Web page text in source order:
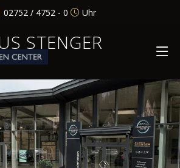
02752 / 4752 - 0 Uhr
STENGER